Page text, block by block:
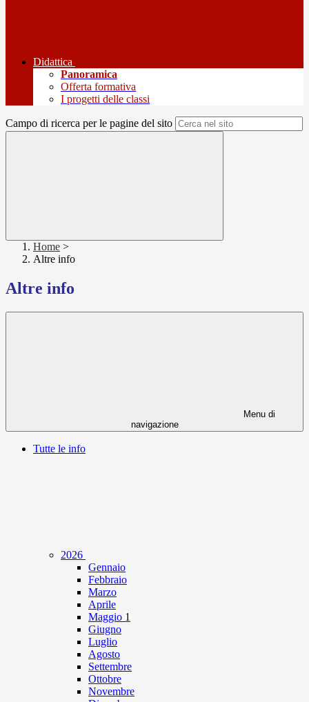
Didattica
Panoramica
Offerta formativa
I progetti delle classi
Campo di ricerca per le pagine del sito
Home >
Altre info
Altre info
Menu di
navigazione
Tutte le info
2026
Gennaio
Febbraio
Marzo
Aprile
Maggio 1
Giugno
Luglio
Agosto
Settembre
Ottobre
Novembre